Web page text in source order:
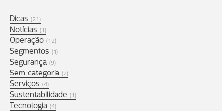
Dicas (21)
Notícias (1)
Operação (12)
Segmentos (1)
Segurança (9)
Sem categoria (2)
Serviços (4)
Sustentabilidade (1)
Tecnologia (4)